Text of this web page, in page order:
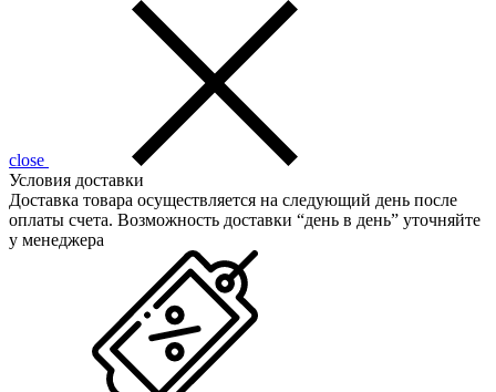
close
Условия доставки
Доставка товара осуществляется на следующий день после
оплаты счета. Возможность доставки “день в день” уточняйте
у менеджера